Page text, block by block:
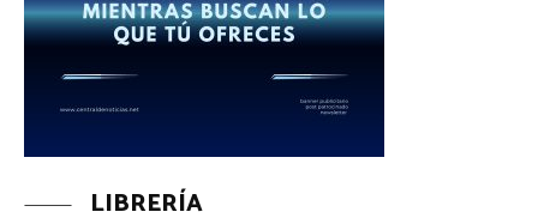
LIBRERÍA